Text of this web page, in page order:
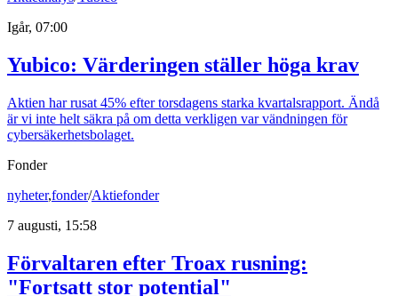
Igår, 07:00
Yubico: Värderingen ställer höga krav
Aktien har rusat 45% efter torsdagens starka kvartalsrapport. Ändå
är vi inte helt säkra på om detta verkligen var vändningen för
cybersäkerhetsbolaget.
Fonder
nyheter,fonder/Aktiefonder
7 augusti, 15:58
Förvaltaren efter Troax rusning:
"Fortsatt stor potential"